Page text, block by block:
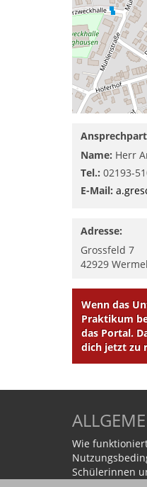
Name: Herr
Tel.: 02193-
E-Mail:
Adresse:
Grossfeld 7
42929
Wenn das
Praktikum
das Portal.
dich jetzt zu
Wie
Schülerinnen